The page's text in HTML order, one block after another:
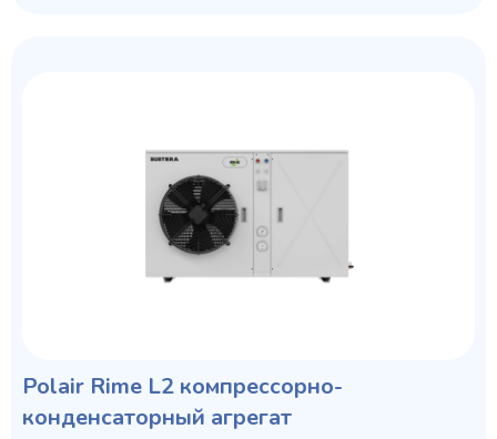
Polair Rime L2 компрессорно-
конденсаторный агрегат